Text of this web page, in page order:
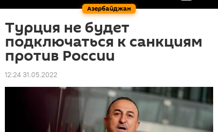
Азербайджан
Турция не будет
подключаться к санкциям
против России
12:24 31.05.2022